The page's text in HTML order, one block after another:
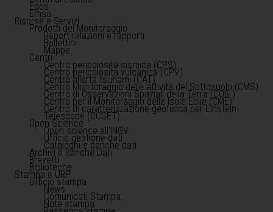
Epos
Emso
Risorse e Servizi
Prodotti del Monitoraggio
Report relazioni e rapporti
Bollettini
Mappe
Centri
Centro pericolosità sismica (CPS)
Centro pericolosità vulcanica (CPV)
Centro allerta tsunami (CAT)
Centro Monitoraggio delle attività del Sottosuolo (CMS)
Centro di Osservazioni Spaziali della Terra (COS )
Centro per il Monitoraggio delle Isole Eolie (CME)
Centro di caratterizzazione geofisica per Einstein
Telescope (CCGET)
Open Science
Open science all'INGV
Ufficio gestione dati
Cataloghi e banche dati
Archivi e Banche Dati
Brevetti
Biblioteche
Stampa e URP
Ufficio stampa
News
Comunicati Stampa
Note stampa